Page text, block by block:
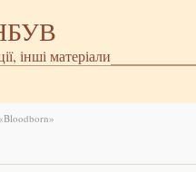
інші матеріали